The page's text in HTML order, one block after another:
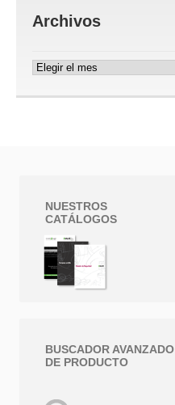
Archivos
Archivos
NUESTROS
CATÁLOGOS
BUSCADOR AVANZADO
DE PRODUCTO